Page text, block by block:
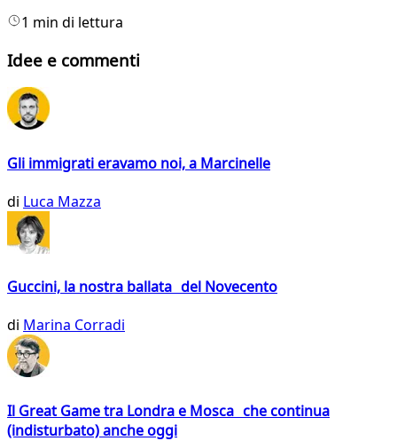
1 min di lettura
Idee e commenti
Gli immigrati eravamo noi, a Marcinelle
di Luca Mazza
Guccini, la nostra ballata del Novecento
di Marina Corradi
Il Great Game tra Londra e Mosca che continua
(indisturbato) anche oggi